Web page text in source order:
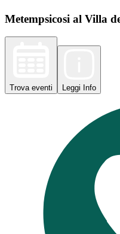
Metempsicosi al Villa
Trova eventi Leggi Info